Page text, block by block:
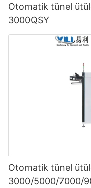
Otomatik tünel
3000QSY
Otomatik tünel
3000/5000/7000/